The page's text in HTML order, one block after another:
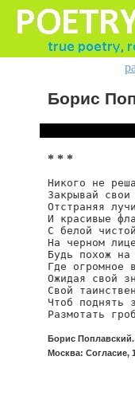
Борис
* * *
Никого не
Закрывай
Отстраняя
И красивые
С белой
На черном лице
Будь похож на
Где огромное
Ожидая свой
Свой
Чтоб поднять
Размотать
Борис Поплавский.
Москва: Согласие,